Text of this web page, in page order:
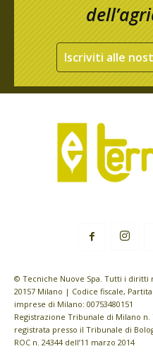
Iscriviti alle
© Tecniche Nuove Spa. Tutti i diritti
20157 Milano | Codice fiscale,
imprese di Milano: 00753480151
Registrazione Tribunale di Milano
registrata presso il Tribunale di
ROC n. 24344 dell’11 marzo 2014